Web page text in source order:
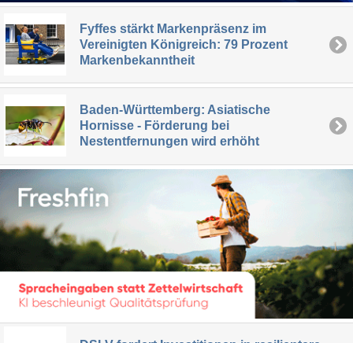
Fyffes stärkt Markenpräsenz im
Vereinigten Königreich: 79 Prozent
Markenbekanntheit
Baden-Württemberg: Asiatische
Hornisse - Förderung bei
Nestentfernungen wird erhöht